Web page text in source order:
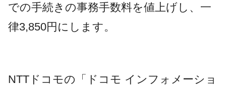
での手続きの事務手数料を値上げし、一
律3,850円にします。
NTTドコモの「ドコモ インフォメーショ